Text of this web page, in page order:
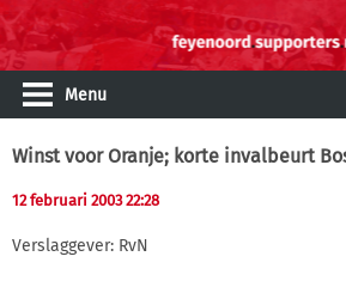
Menu
Winst voor Oranje; korte invalbeurt
12 februari 2003 22:28
Verslaggever: RvN